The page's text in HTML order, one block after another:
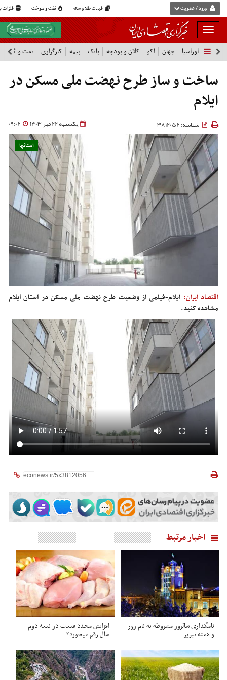
قیمت طلا و سکه نفت و سوخت فلزات ورود / عضویت
بار
و
بسته
نمودن
فهرست
اوراسیا جهان اکو کلان و بودجه بانک بیمه کارگزاری نفت و گاز
ساخت و ساز طرح نهضت ملی مسکن در
ایلام
یکشنبه 22 مهر 1403 09:06 شناسه: 3812056
استانها
اقتصاد ایران: ایلام-فیلمی از وضعیت طرح نهضت ملی مسکن در استان ایلام
مشاهده کنید.
اخبار مرتبط
نامگذاری سالروز مشروطه به نام روز
و هفته تبریز
افزایش مجدد قیمت در نیمه دوم
سال رقم میخورد؟